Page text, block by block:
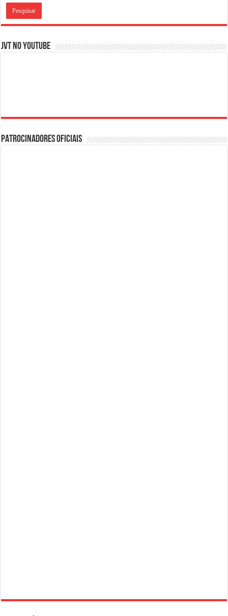
JVT NO YOUTUBE
PATROCINADORES OFICIAIS